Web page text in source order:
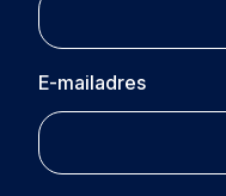
E-mailadres